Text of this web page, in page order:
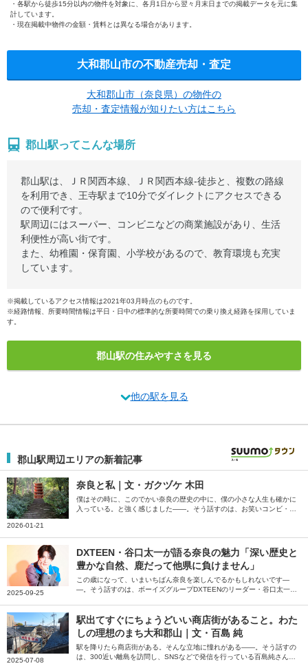
各駅から徒歩15分以内の物件を対象に、各月1日から翌々月末日までの掲載データを元に集
計しています。
現在掲載中物件の金額・賃料とは異なる場合があります。
大和郡山市の不動産売却・査定
大和郡山市（奈良県）の物件の
売却・査定情報が知りたい方はこちら
郡山駅ってこんな場所
郡山駅は、ＪＲ関西本線、ＪＲ関西本線-徒歩と、複数の路線
を利用でき、王寺駅まで10分でダイレクトにアクセスできる
ので便利です。
駅周辺にはスーパー、コンビニなどの商業施設があり、生活
利便性が高い街です。
また、幼稚園・保育園、小学校があるので、教育環境も充実
しています。
※掲載しているアクセス情報は2021年03月時点のものです。
※経路情報、所要時間情報は平日・日中の標準的な所要時間での乗り換え経路を採用していま
す。
郡山駅の住みやすさを見る
他の駅を見る
郡山駅周辺エリアの新着記事
2026-01-21
奈良と私｜文・ガクヅケ 木田
僕はその時に、このでかい奈良の歴史の中に、僕の小さな人生も確かに
入っている。と強く感じました――。そう話すのは、お笑いコンビ・ガ
きました。
2025-09-25
DXTEEN・谷口太一が語る奈良の魅力「深い歴史と
豊かな自然、鹿だって他県に負けません」
この歳になって、いまいちばん奈良を楽しんでるかもしれないです―
―。そう話すのは、ボーイズグループDXTEENのリーダー・谷口太一さ
2025-07-08
駅出てすぐにちょうどいい商店街があること。わた
しの理想のまち大和郡山｜文・百島 純
駅を降りたら商店街がある。そんな立地に憧れがある――。そう話すの
は、300近い離島を訪問し、SNSなどで発信を行っている百島純さん。